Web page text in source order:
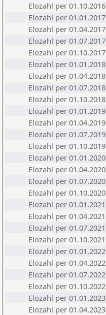
Elozahl per 01.10.2016
Elozahl per 01.01.2017
Elozahl per 01.04.2017
Elozahl per 01.07.2017
Elozahl per 01.10.2017
Elozahl per 01.01.2018
Elozahl per 01.04.2018
Elozahl per 01.07.2018
Elozahl per 01.10.2018
Elozahl per 01.01.2019
Elozahl per 01.04.2019
Elozahl per 01.07.2019
Elozahl per 01.10.2019
Elozahl per 01.01.2020
Elozahl per 01.04.2020
Elozahl per 01.07.2020
Elozahl per 01.10.2020
Elozahl per 01.01.2021
Elozahl per 01.04.2021
Elozahl per 01.07.2021
Elozahl per 01.10.2021
Elozahl per 01.01.2022
Elozahl per 01.04.2022
Elozahl per 01.07.2022
Elozahl per 01.10.2022
Elozahl per 01.01.2023
Elozahl per 01.04.2023